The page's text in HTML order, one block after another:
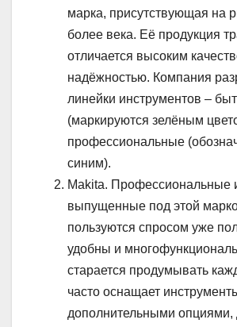
марка, присутствующая на
более века. Её продукция
отличается высоким
надёжностью. Компания
линейки инструментов –
(маркируются зелёным
профессиональные
синим).
Makita. Профессиональные
выпущенные под этой
пользуются спросом уже
удобны и
старается продумывать
часто оснащает
дополнительными